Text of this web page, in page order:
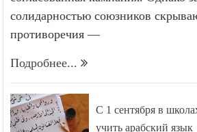
согласованная кампания. Однако
солидарностью союзников
С 1 сентября в